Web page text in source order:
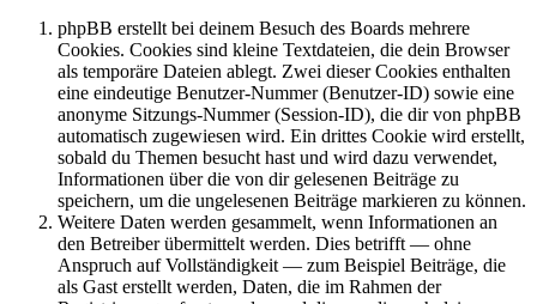
phpBB erstellt bei deinem Besuch des Boards mehrere
Cookies. Cookies sind kleine Textdateien, die dein Browser
als temporäre Dateien ablegt. Zwei dieser Cookies enthalten
eine eindeutige Benutzer-Nummer (Benutzer-ID) sowie eine
anonyme Sitzungs-Nummer (Session-ID), die dir von phpBB
automatisch zugewiesen wird. Ein drittes Cookie wird erstellt,
sobald du Themen besucht hast und wird dazu verwendet,
Informationen über die von dir gelesenen Beiträge zu
speichern, um die ungelesenen Beiträge markieren zu können.
Weitere Daten werden gesammelt, wenn Informationen an
den Betreiber übermittelt werden. Dies betrifft — ohne
Anspruch auf Vollständigkeit — zum Beispiel Beiträge, die
als Gast erstellt werden, Daten, die im Rahmen der